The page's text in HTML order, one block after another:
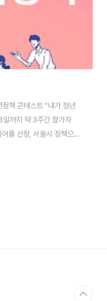
책 콘테스트 "내가 청년
까지 약 3주간 참가자
를 선정, 서울시 정책으로
세 청년 누구나 가능합니